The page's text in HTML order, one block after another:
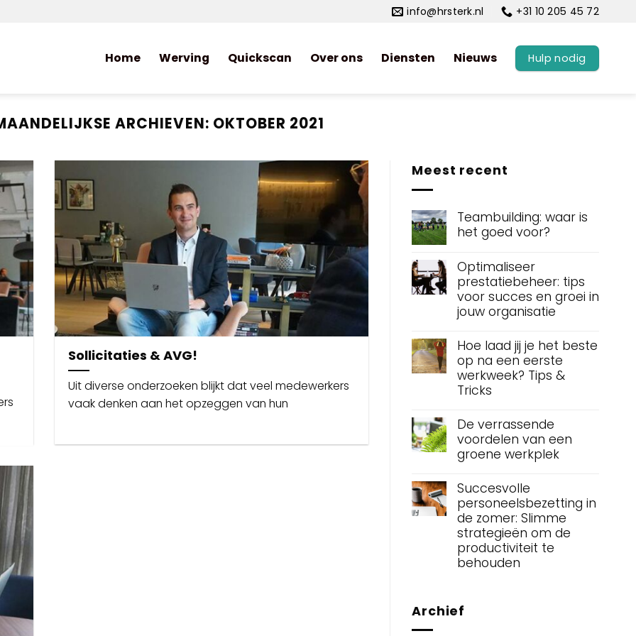
info@hrsterk.nl +31 10 205 45 72
Home Werving Quickscan Over ons Diensten Nieuws Hulp nodig
ARCHIEVEN: OKTOBER 2021
Sollicitaties & AVG!
Uit diverse onderzoeken blijkt dat veel medewerkers
vaak denken aan het opzeggen van hun
Meest recent
Teambuilding: waar is
het goed voor?
Optimaliseer
prestatiebeheer: tips
voor succes en groei in
jouw organisatie
Hoe laad jij je het beste
op na een eerste
werkweek? Tips &
Tricks
De verrassende
voordelen van een
groene werkplek
Succesvolle
personeelsbezetting in
de zomer: Slimme
strategieën om de
productiviteit te
behouden
Archief